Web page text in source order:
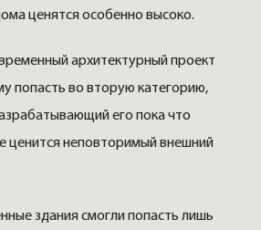
ценятся особенно высоко.
архитектурный проект
попасть во вторую категорию,
его пока что
ценится неповторимый внешний
здания смогли попасть лишь